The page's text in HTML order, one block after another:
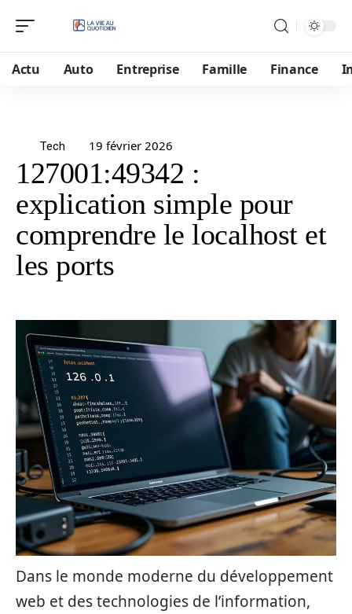
Actu Auto Entreprise Famille Finance
Tech 19 février 2026
127001:49342 :
explication simple pour
comprendre le localhost et
les ports
Dans le monde moderne du développement
web et des technologies de l’information,